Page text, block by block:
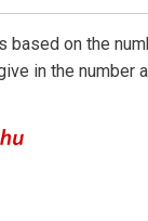
based on the
in the number